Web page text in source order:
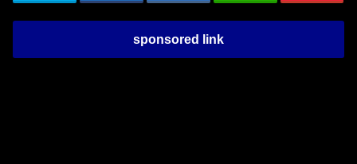
sponsored link